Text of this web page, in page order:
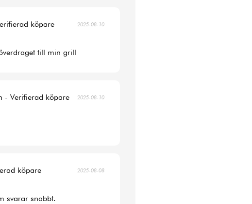
köpare 2025-08-10
till min grill
- Verifierad köpare 2025-08-10
köpare 2025-08-08
svarar snabbt.